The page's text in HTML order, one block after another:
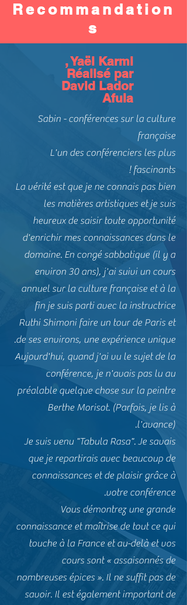
Recommandation
s
, Yaël Karmi
Réalisé par
David Lador
Afula
Sabin - conférences sur la culture
française
L'un des conférenciers les plus
fascinants !
La vérité est que je ne connais pas bien
les matières artistiques et je suis
heureux de saisir toute opportunité
d'enrichir mes connaissances dans le
domaine. En congé sabbatique (il y a
environ 30 ans), j'ai suivi un cours
annuel sur la culture française et à la
fin je suis parti avec la instructrice
Ruthi Shimoni faire un tour de Paris et
de ses environs, une expérience unique.
Aujourd'hui, quand j'ai vu le sujet de la
conférence, je n'avais pas lu au
préalable quelque chose sur la peintre
Berthe Morisot. (Parfois, je lis à
l'avance).
Je suis venu "Tabula Rasa". Je savais
que je repartirais avec beaucoup de
connaissances et de plaisir grâce à
votre conférence.
Vous démontrez une grande
connaissance et maîtrise de tout ce qui
touche à la France et au-delà et vos
cours sont « assaisonnés de
nombreuses épices ». Il ne suffit pas de
savoir. Il est également important de